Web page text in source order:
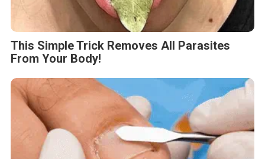
This Simple Trick Removes All Parasites
From Your Body!